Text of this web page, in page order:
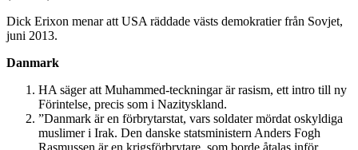
Dick Erixon menar att USA räddade västs demokratier från Sovjet,
juni 2013.
Danmark
HA säger att Muhammed-teckningar är rasism, ett intro till ny
Förintelse, precis som i Nazityskland.
”Danmark är en förbrytarstat, vars soldater mördat oskyldiga
muslimer i Irak. Den danske statsministern Anders Fogh
Rasmussen är en krigsförbrytare, som borde åtalas inför